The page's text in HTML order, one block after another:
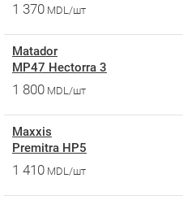
1 370 MDL/шт
Matador
MP47 Hectorra 3
1 800 MDL/шт
Maxxis
Premitra HP5
1 410 MDL/шт